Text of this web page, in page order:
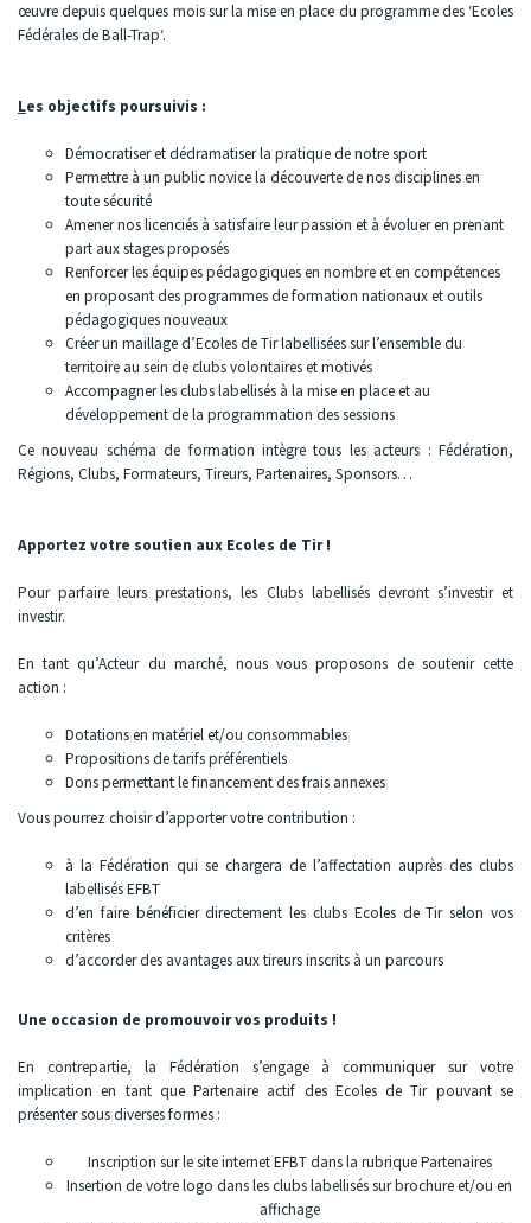
œuvre depuis quelques mois sur la mise en place du programme des ‘Ecoles
Fédérales de Ball-Trap‘.
Les objectifs poursuivis :
Démocratiser et dédramatiser la pratique de notre sport
Permettre à un public novice la découverte de nos disciplines en
toute sécurité
Amener nos licenciés à satisfaire leur passion et à évoluer en prenant
part aux stages proposés
Renforcer les équipes pédagogiques en nombre et en compétences
en proposant des programmes de formation nationaux et outils
pédagogiques nouveaux
Créer un maillage d’Ecoles de Tir labellisées sur l’ensemble du
territoire au sein de clubs volontaires et motivés
Accompagner les clubs labellisés à la mise en place et au
développement de la programmation des sessions
Ce nouveau schéma de formation intègre tous les acteurs : Fédération,
Régions, Clubs, Formateurs, Tireurs, Partenaires, Sponsors…
Apportez votre soutien aux Ecoles de Tir !
Pour parfaire leurs prestations, les Clubs labellisés devront s’investir et
investir.
En tant qu’Acteur du marché, nous vous proposons de soutenir cette
action :
Dotations en matériel et/ou consommables
Propositions de tarifs préférentiels
Dons permettant le financement des frais annexes
Vous pourrez choisir d’apporter votre contribution :
à la Fédération qui se chargera de l’affectation auprès des clubs
labellisés EFBT
d’en faire bénéficier directement les clubs Ecoles de Tir selon vos
critères
d’accorder des avantages aux tireurs inscrits à un parcours
Une occasion de promouvoir vos produits !
En contrepartie, la Fédération s’engage à communiquer sur votre
implication en tant que Partenaire actif des Ecoles de Tir pouvant se
présenter sous diverses formes :
Inscription sur le site internet EFBT dans la rubrique Partenaires
Insertion de votre logo dans les clubs labellisés sur brochure et/ou en
affichage